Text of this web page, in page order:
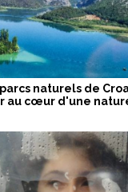
naturels de
au cœur d'une